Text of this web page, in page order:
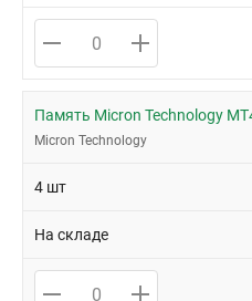
Память Micron Technology
Micron Technology
4 шт
На складе